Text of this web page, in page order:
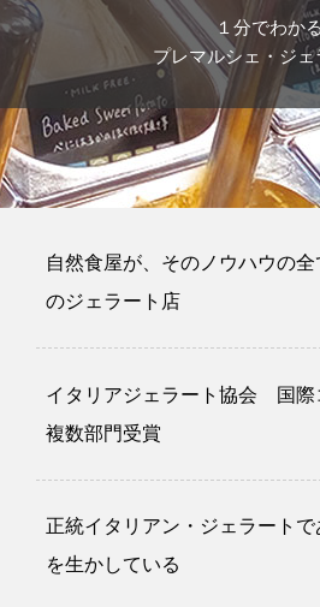
１分でわかる
プレマルシェ・ジェ
自然食屋が、そのノウハウの
のジェラート店
イタリアジェラート協会 国際
複数部門受賞
正統イタリアン・ジェラート
を生かしている